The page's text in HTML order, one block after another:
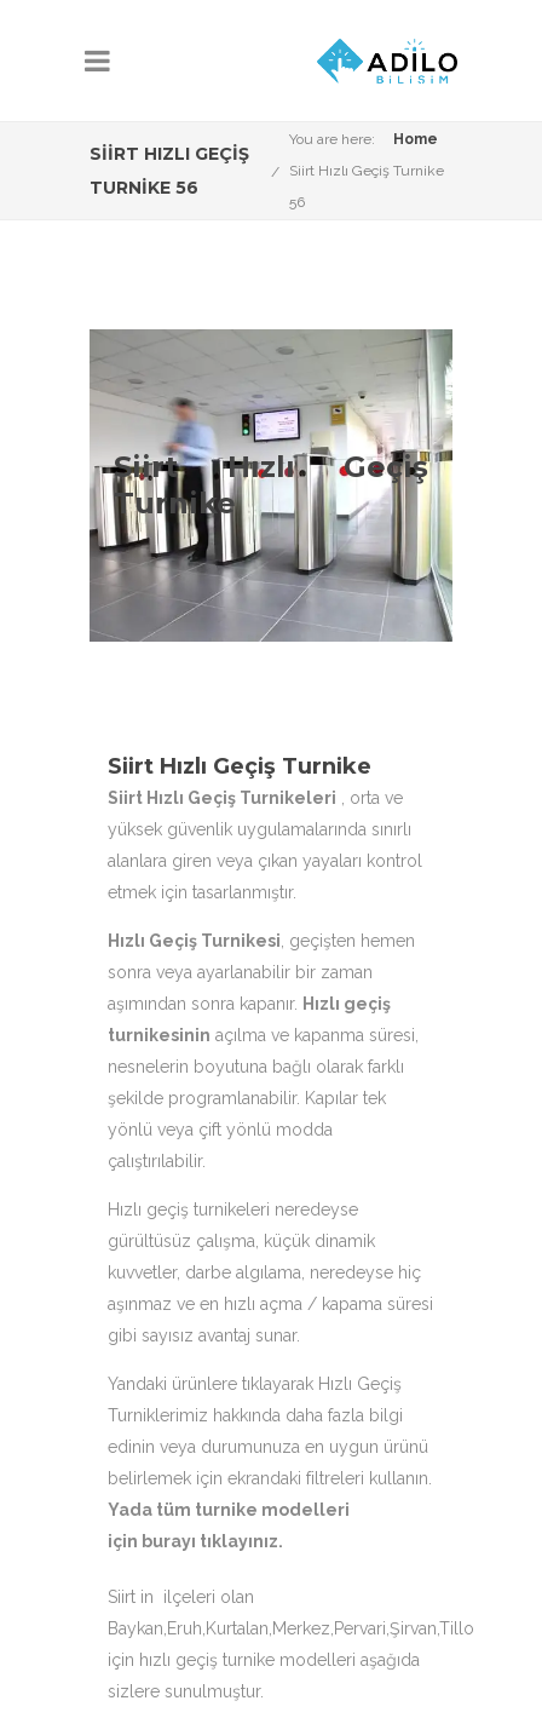
SIIRT HIZLI GEÇIŞ
TURNIKE 56
You are here:
Home
Siirt Hızlı Geçiş Turnike
56
Siirt Hızlı Geçiş
Turnike
Siirt Hızlı Geçiş
Turnike Çeşitleri
Siirt Vip Turnike Sistemleri konusunda
Adilo Bilişim olarak aşağıdaki ürün
çeşitleri ile hizmetinizdeyiz.
Siirt Hızlı Geçiş Turnike
Siirt Hızlı Geçiş Turnikeleri , orta ve
yüksek güvenlik uygulamalarında sınırlı
alanlara giren veya çıkan yayaları kontrol
etmek için tasarlanmıştır.
Hızlı Geçiş Turnikesi , geçişten hemen
sonra veya ayarlanabilir bir zaman
aşımından sonra kapanır. Hızlı geçiş
turnikesinin açılma ve kapanma süresi,
nesnelerin boyutuna bağlı olarak farklı
şekilde programlanabilir. Kapılar tek
yönlü veya çift yönlü modda
çalıştırılabilir.
Hızlı geçiş turnikeleri neredeyse
gürültüsüz çalışma, küçük dinamik
kuvvetler, darbe algılama, neredeyse hiç
aşınmaz ve en hızlı açma / kapama süresi
gibi sayısız avantaj sunar.
Yandaki ürünlere tıklayarak Hızlı Geçiş
Turniklerimiz hakkında daha fazla bilgi
edinin veya durumunuza en uygun ürünü
belirlemek için ekrandaki filtreleri kullanın.
Yada tüm turnike modelleri
için burayı tıklayınız.
Siirt in ilçeleri olan
Baykan,Eruh,Kurtalan,Merkez,Pervari,Şirvan,Tillo
için hızlı geçiş turnike modelleri aşağıda
sizlere sunulmuştur.